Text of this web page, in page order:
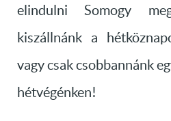
elindulni Somogy
kiszállnánk a
vagy csak csobbannánk
hétvégénken!